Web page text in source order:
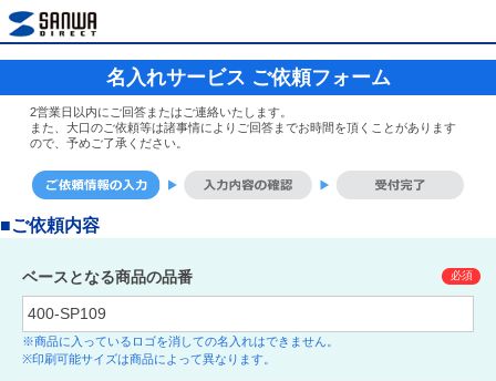
名入れサービス ご依頼フォーム
2営業日以内にご回答またはご連絡いたします。
また、大口のご依頼等は諸事情によりご回答までお時間を頂くことがあります
ので、予めご了承ください。
■ご依頼内容
ベースとなる商品の品番
※商品に入っているロゴを消しての名入れはできません。
※印刷可能サイズは商品によって異なります。